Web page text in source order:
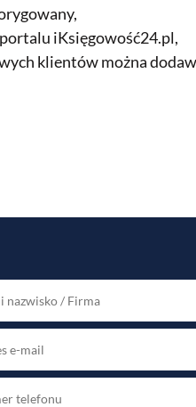
iKsięgowość24.pl,
klientów można